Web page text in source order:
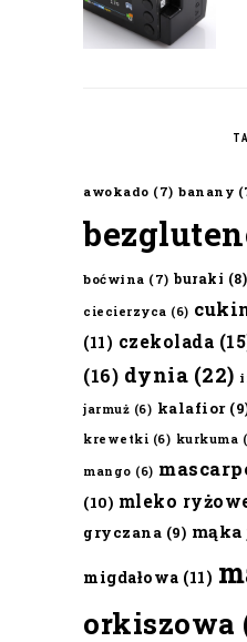
awokado (7) banany
boćwina (7) buraki (8)
ciecierzyca (6)
(11) czekolada
(16) dynia (22)
jarmuż (6) kalafior
krewetki (6) kurkuma
mango (6)
(10) mleko
gryczana (9)
migdałowa (11)
orkiszowa